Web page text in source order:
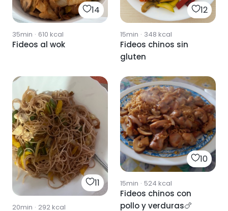
14
35min · 610 kcal
Fideos al wok
12
15min · 348 kcal
Fideos chinos sin
gluten
11
20min · 292kcal
10
15min · 524 kcal
Fideos chinos con
pollo y verduras🍗